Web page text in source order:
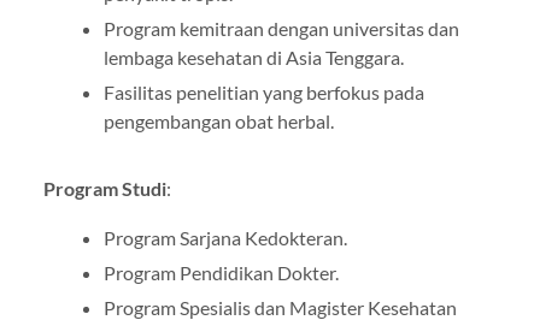
Program kemitraan dengan universitas dan
lembaga kesehatan di Asia Tenggara.
Fasilitas penelitian yang berfokus pada
pengembangan obat herbal.
Program Studi:
Program Sarjana Kedokteran.
Program Pendidikan Dokter.
Program Spesialis dan Magister Kesehatan